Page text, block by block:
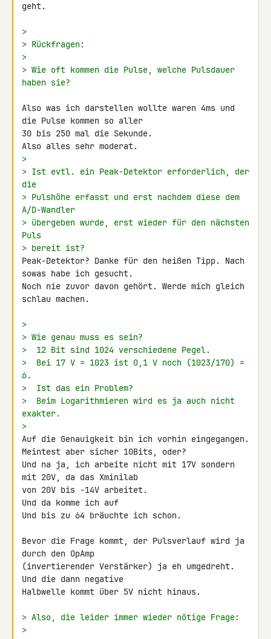
geht.
>
> Rückfragen:
>
> Wie oft kommen die Pulse, welche Pulsdauer
haben sie?
Also was ich darstellen wollte waren 4ms und
die Pulse kommen so aller
30 bis 250 mal die Sekunde.
>
> Ist evtl. ein Peak-Detektor erforderlich, der
die
> Pulshöhe erfasst und erst nachdem diese dem
A/D-Wandler
> übergeben wurde, erst wieder für den nächsten
Puls
> bereit ist?
Peak-Detektor? Danke für den heißen Tipp. Nach
sowas habe ich gesucht.
Noch nie zuvor davon gehört. Werde mich gleich
schlau machen.
>
> Wie genau muss es sein?
>  12 Bit sind 1024 verschiedene Pegel.
>  Bei 17 V = 1023 ist 0,1 V noch (1023/170) =
6.
>  Ist das ein Problem?
>  Beim Logarithmieren wird es ja auch nicht
exakter.
>
Auf die Genauigkeit bin ich vorhin eingegangen.
Meintest aber sicher 10Bits, oder?
Und na ja, ich arbeite nicht mit 17V sondern
mit 20V, da das Xminilab
von 20V bis -14V arbeitet.
Und da komme ich auf
Und bis zu 64 bräuchte ich schon.
Bevor die Frage kommt, der Pulsverlauf wird ja
durch den OpAmp
(invertierender Verstärker) ja eh umgedreht.
Und die dann negative
Halbwelle kommt über 5V nicht hinaus.
> Also, die leider immer wieder nötige Frage:
>